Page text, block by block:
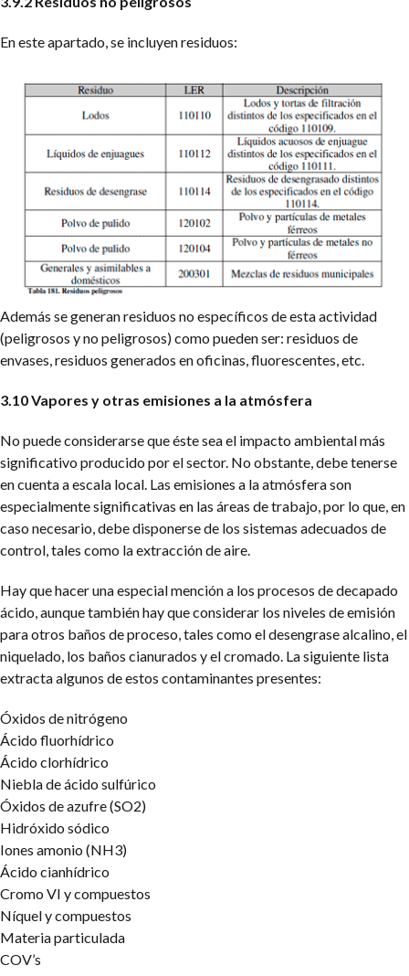
En este apartado, se incluyen residuos:
Además se generan residuos no específicos de esta actividad
(peligrosos y no peligrosos) como pueden ser: residuos de
envases, residuos generados en oficinas, fluorescentes, etc.
3.10 Vapores y otras emisiones a la atmósfera
No puede considerarse que éste sea el impacto ambiental más
significativo producido por el sector. No obstante, debe tenerse
en cuenta a escala local. Las emisiones a la atmósfera son
especialmente significativas en las áreas de trabajo, por lo que, en
caso necesario, debe disponerse de los sistemas adecuados de
control, tales como laextracción de aire.
Hay que hacer una especial mención a los procesos de decapado
ácido, aunque también hay que considerar los niveles de emisión
para otros baños de proceso, tales como el desengrase alcalino, el
niquelado, los baños cianurados y el cromado. La siguiente lista
extracta algunos de estos contaminantes presentes:
Óxidos de nitrógeno
Ácido fluorhídrico
Ácido clorhídrico
Niebla de ácido sulfúrico
Óxidos de azufre (SO2)
Hidróxido sódico
Iones amonio (NH3)
Ácido cianhídrico
Cromo VI y compuestos
Níquel y compuestos
Materia particulada
COV’s